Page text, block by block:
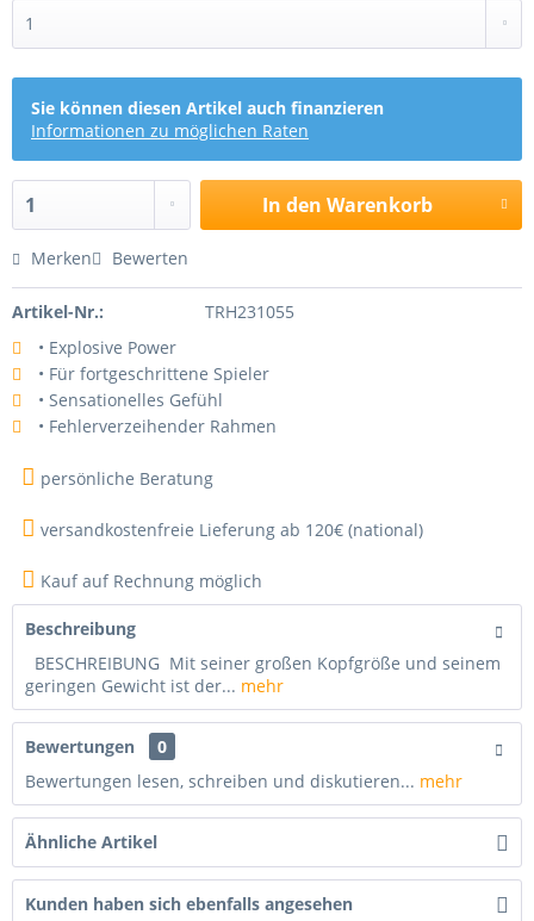
Sie können diesen Artikel auch finanzieren
Informationen zu möglichen Raten
In den Warenkorb
Merken Bewerten
Artikel-Nr.:
TRH231055
• Explosive Power
• Für fortgeschrittene Spieler
• Sensationelles Gefühl
• Fehlerverzeihender Rahmen
persönliche Beratung
versandkostenfreie Lieferung ab 120€ (national)
Kauf auf Rechnung möglich
Beschreibung
BESCHREIBUNG Mit seiner großen Kopfgröße und seinem
geringen Gewicht ist der... mehr
Bewertungen
0
Bewertungen lesen, schreiben und diskutieren... mehr
Ähnliche Artikel
Kunden haben sich ebenfalls angesehen